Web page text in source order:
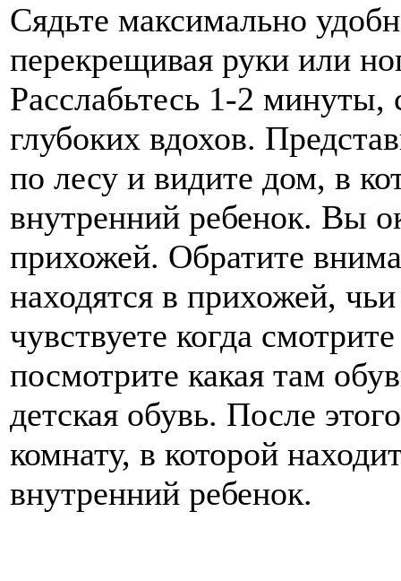
Сядьте максимально
перекрещивая руки или
Расслабьтесь 1-2 минуты,
глубоких вдохов.
по лесу и видите дом, в
внутренний ребенок. Вы
прихожей. Обратите
находятся в прихожей,
чувствуете когда
посмотрите какая там
детская обувь. После
комнату, в которой
внутренний ребенок.